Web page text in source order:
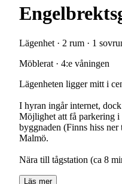
Lägenhet · 2 rum · 1
Möblerat · 4:e våningen
Lägenheten ligger mitt i
I hyran ingår internet,
Möjlighet att få parkering i
byggnaden (Finns hiss
Malmö.
Nära till tågstation (ca 8
Läs mer